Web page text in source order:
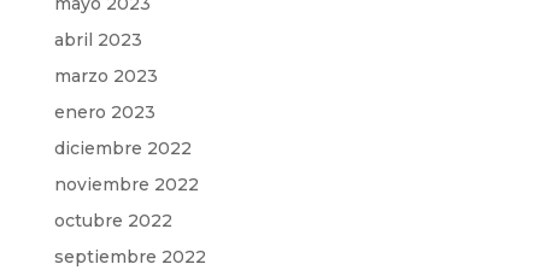
abril 2023
marzo 2023
enero 2023
diciembre 2022
noviembre 2022
octubre 2022
septiembre 2022